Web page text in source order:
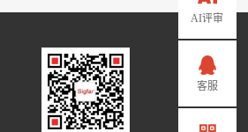
AI评审
客服